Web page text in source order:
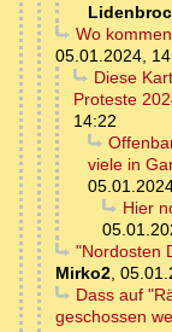
Wo
05.01.2024,
Diese
Proteste
14:22
viele in
Hier
"Nordosten
Mirko2,
Dass auf
geschossen